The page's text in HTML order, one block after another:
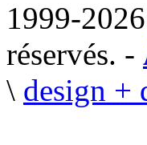
1999-
réservés. -
\ design +